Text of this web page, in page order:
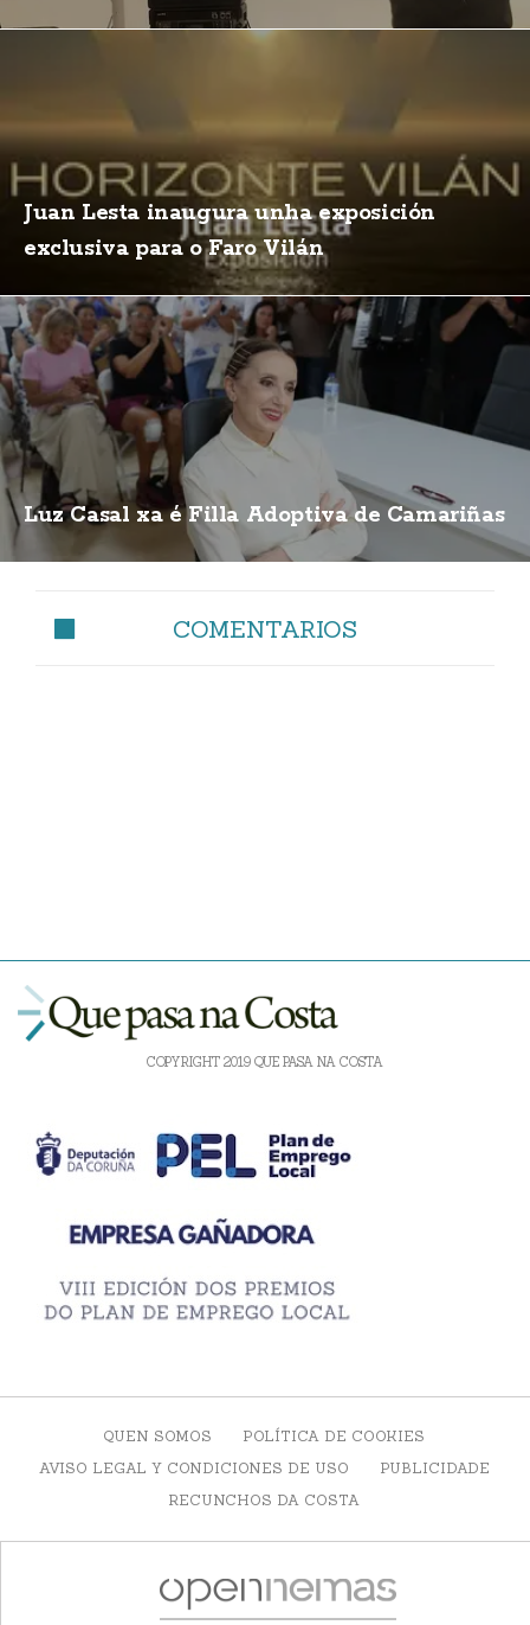
Juan Lesta inaugura unha exposición
exclusiva para o Faro Vilán
Luz Casal xa é Filla Adoptiva de Camariñas
COMENTARIOS
COPYRIGHT 2019 QUE PASA NA COSTA
QUEN SOMOS
POLÍTICA DE COOKIES
AVISO LEGAL Y CONDICIONES DE USO
PUBLICIDADE
RECUNCHOS DA COSTA